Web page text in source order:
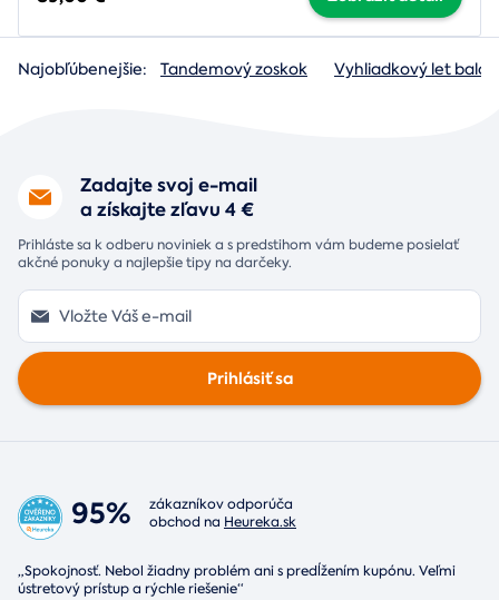
Najobľúbenejšie: Tandemový zoskok Vyhliadkový let
Zadajte svoj e-mail
a získajte zľavu 4 €
Prihláste sa k odberu noviniek a s predstihom vám budeme posielať
akčné ponuky a najlepšie tipy na darčeky.
Prihlásiť sa
95%
zákazníkov odporúča
obchod na Heureka.sk
„Spokojnosť. Nebol žiadny problém ani s predĺžením kupónu. Veľmi
ústretový prístup a rýchle riešenie“